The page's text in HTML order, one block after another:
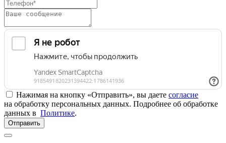
Нажимая на кнопку «Отправить», вы даете согласие
на обработку персональных данных. Подробнее об обработке
данных в Политике.
Отправить